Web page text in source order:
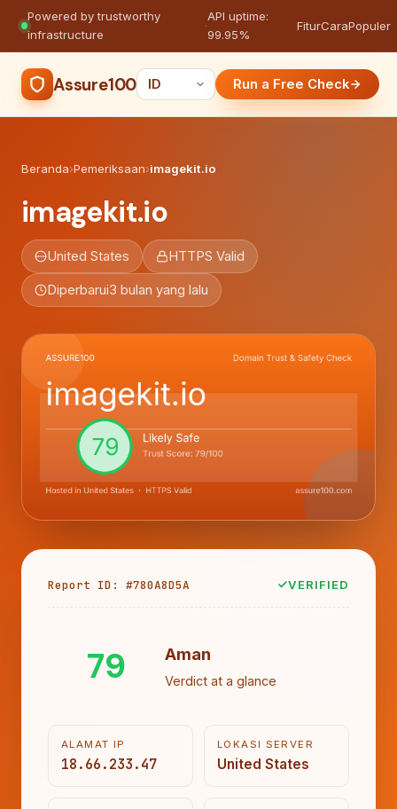
Powered by trustworthy
infrastructure
·
API uptime:
99.95%
FiturCaraPopuler
Assure100 Run a Free Check
Beranda›Pemeriksaan›imagekit.io
imagekit.io
United States HTTPS Valid
Diperbarui3 bulan yang lalu
Report ID: #780A8D5A VERIFIED
79 Aman
Verdict at a glance
ALAMAT IP
18.66.233.47
LOKASI SERVER
United States